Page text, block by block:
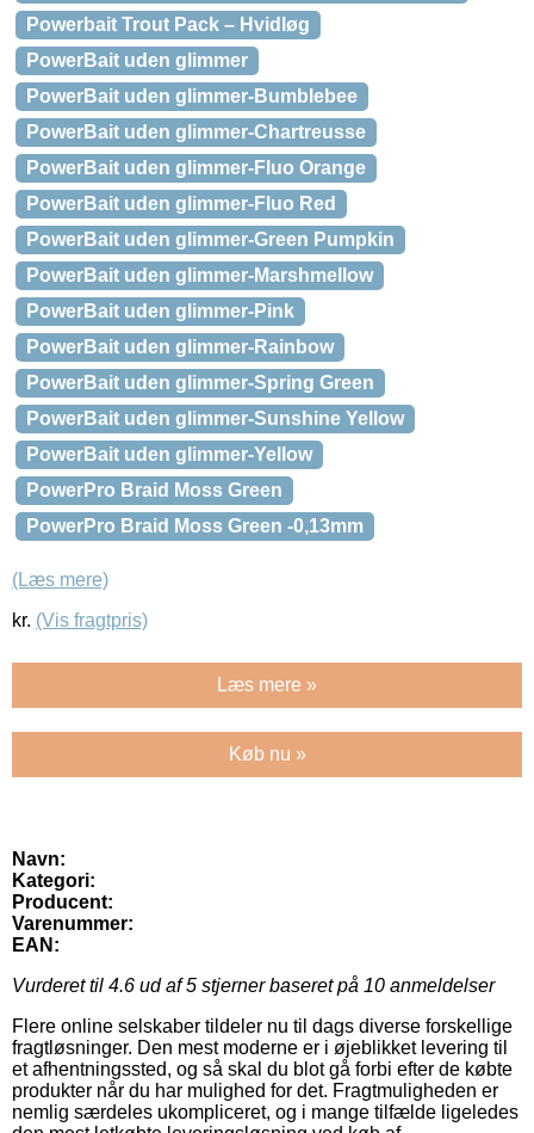
Powerbait Trout Pack – Hvidløg
PowerBait uden glimmer
PowerBait uden glimmer-Bumblebee
PowerBait uden glimmer-Chartreusse
PowerBait uden glimmer-Fluo Orange
PowerBait uden glimmer-Fluo Red
PowerBait uden glimmer-Green Pumpkin
PowerBait uden glimmer-Marshmellow
PowerBait uden glimmer-Pink
PowerBait uden glimmer-Rainbow
PowerBait uden glimmer-Spring Green
PowerBait uden glimmer-Sunshine Yellow
PowerBait uden glimmer-Yellow
PowerPro Braid Moss Green
PowerPro Braid Moss Green -0,13mm
(Læs mere)
kr. (Vis fragtpris)
Læs mere »
Køb nu »
Navn:
Kategori:
Producent:
Varenummer:
EAN:
Vurderet til 4.6 ud af 5 stjerner baseret på 10 anmeldelser
Flere online selskaber tildeler nu til dags diverse forskellige
fragtløsninger. Den mest moderne er i øjeblikket levering til
et afhentningssted, og så skal du blot gå forbi efter de købte
produkter når du har mulighed for det. Fragtmuligheden er
nemlig særdeles ukompliceret, og i mange tilfælde ligeledes